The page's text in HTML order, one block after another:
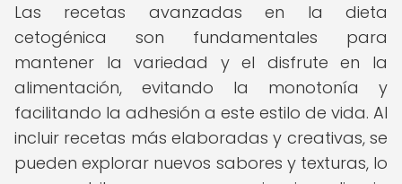
Las recetas avanzadas en la dieta
cetogénica son fundamentales para
mantener la variedad y el disfrute en la
alimentación, evitando la monotonía y
facilitando la adhesión a este estilo de vida. Al
incluir recetas más elaboradas y creativas, se
pueden explorar nuevos sabores y texturas, lo